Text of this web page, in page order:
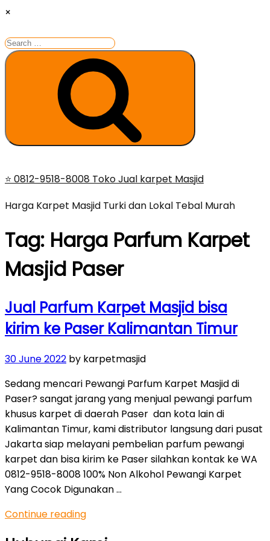
×
Search
for:
Search
Skip
content
⭐ 0812-9518-8008 Toko Jual karpet Masjid
Harga Karpet Masjid Turki dan Lokal Tebal Murah
Tag: Harga Parfum Karpet
Masjid Paser
Jual Parfum Karpet Masjid bisa
kirim ke Paser Kalimantan Timur
Posted
30 June 2022 by karpetmasjid
Sedang mencari Pewangi Parfum Karpet Masjid di
Paser? sangat jarang yang menjual pewangi parfum
khusus karpet di daerah Paser dan kota lain di
Kalimantan Timur, kami distributor langsung dari pusat
Jakarta siap melayani pembelian parfum pewangi
karpet dan bisa kirim ke Paser silahkan kontak ke WA
0812-9518-8008 100% Non Alkohol Pewangi Karpet
Yang Cocok Digunakan …
Continue reading“Jual